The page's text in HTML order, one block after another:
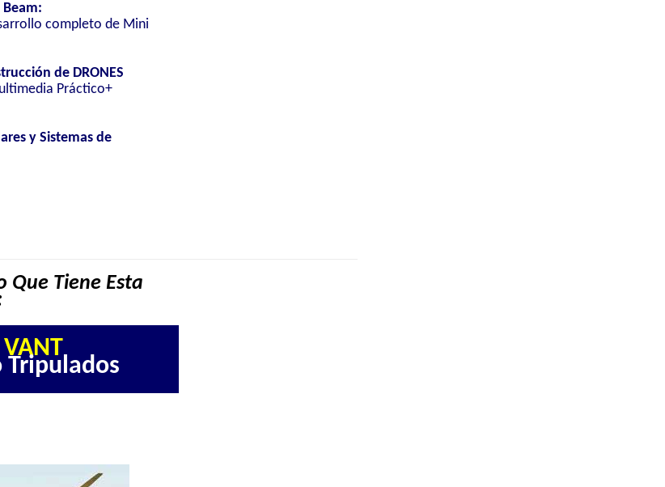
completo de Mini
de DRONES
Práctico+
y Sistemas de
Que Tiene Esta
Tripulados